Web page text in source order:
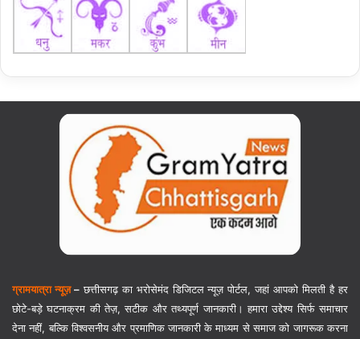
ग्रामयात्रा न्यूज़–छत्तीसगढ़ का भरोसेमंद डिजिटल न्यूज़ पोर्टल, जहां आपको मिलती है हर
छोटे-बड़े घटनाक्रम की तेज़, सटीक और तथ्यपूर्ण जानकारी। हमारा उद्देश्य सिर्फ समाचार
देना नहीं, बल्कि विश्वसनीय और प्रमाणिक जानकारी के माध्यम से समाज को जागरूक करना